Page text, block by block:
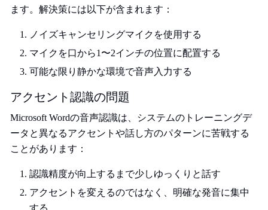
ます。解決策には以下が含まれます：
ノイズキャンセリングマイクを使用する
マイクを口から1〜2インチの位置に配置する
可能な限り静かな環境で音声入力する
アクセント認識の問題
Microsoft Wordの音声認識は、システムのトレーニングデ
ータと異なるアクセントや話し方のパターンに苦戦する
ことがあります：
認識精度が向上するまで少しゆっくりと話す
アクセントを変えるのではなく、明確な発音に集中
する